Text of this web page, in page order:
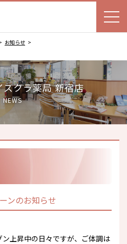
お知らせ
スクラ薬局 新宿店
NEWS
ンのお知らせ
上昇中の日々ですが、ご体調は